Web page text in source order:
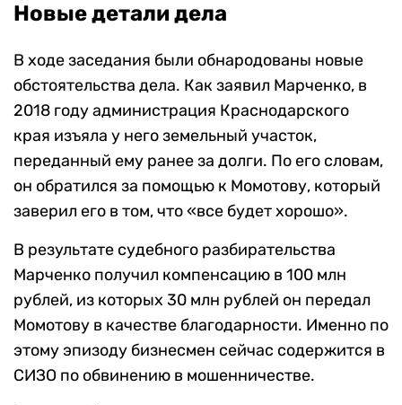
Новые детали дела
В ходе заседания были обнародованы новые
обстоятельства дела. Как заявил Марченко, в
2018 году администрация Краснодарского
края изъяла у него земельный участок,
переданный ему ранее за долги. По его словам,
он обратился за помощью к Момотову, который
заверил его в том, что «все будет хорошо».
В результате судебного разбирательства
Марченко получил компенсацию в 100 млн
рублей, из которых 30 млн рублей он передал
Момотову в качестве благодарности. Именно по
этому эпизоду бизнесмен сейчас содержится в
СИЗО по обвинению в мошенничестве.